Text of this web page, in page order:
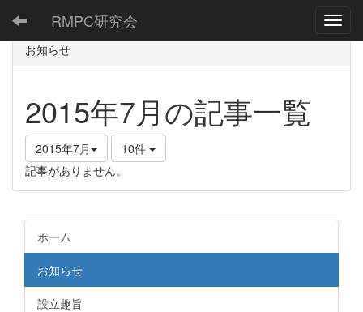
RMPC研究会
お知らせ
2015年7月の記事一覧
2015年7月
10件
記事がありません。
ホーム
お知らせ
設立趣旨